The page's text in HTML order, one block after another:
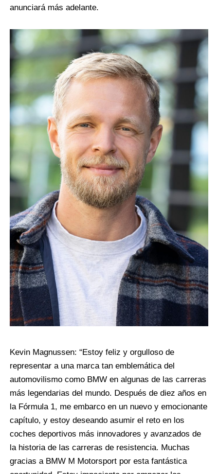
anunciará más adelante.
Kevin Magnussen: “Estoy feliz y orgulloso de
representar a una marca tan emblemática del
automovilismo como BMW en algunas de las carreras
más legendarias del mundo. Después de diez años en
la Fórmula 1, me embarco en un nuevo y emocionante
capítulo, y estoy deseando asumir el reto en los
coches deportivos más innovadores y avanzados de
la historia de las carreras de resistencia. Muchas
gracias a BMW M Motorsport por esta fantástica